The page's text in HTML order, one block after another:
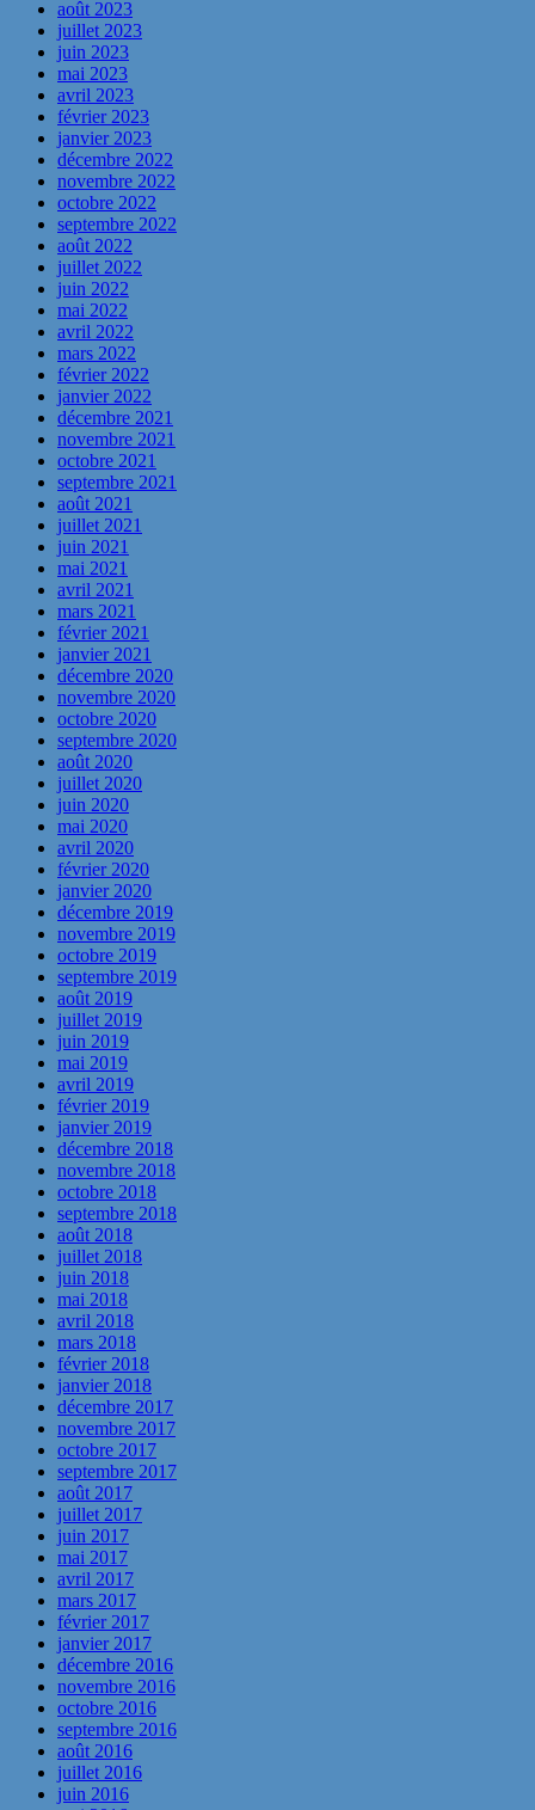
août 2023
juillet 2023
juin 2023
mai 2023
avril 2023
février 2023
janvier 2023
décembre 2022
novembre 2022
octobre 2022
septembre 2022
août 2022
juillet 2022
juin 2022
mai 2022
avril 2022
mars 2022
février 2022
janvier 2022
décembre 2021
novembre 2021
octobre 2021
septembre 2021
août 2021
juillet 2021
juin 2021
mai 2021
avril 2021
mars 2021
février 2021
janvier 2021
décembre 2020
novembre 2020
octobre 2020
septembre 2020
août 2020
juillet 2020
juin 2020
mai 2020
avril 2020
février 2020
janvier 2020
décembre 2019
novembre 2019
octobre 2019
septembre 2019
août 2019
juillet 2019
juin 2019
mai 2019
avril 2019
février 2019
janvier 2019
décembre 2018
novembre 2018
octobre 2018
septembre 2018
août 2018
juillet 2018
juin 2018
mai 2018
avril 2018
mars 2018
février 2018
janvier 2018
décembre 2017
novembre 2017
octobre 2017
septembre 2017
août 2017
juillet 2017
juin 2017
mai 2017
avril 2017
mars 2017
février 2017
janvier 2017
décembre 2016
novembre 2016
octobre 2016
septembre 2016
août 2016
juillet 2016
juin 2016